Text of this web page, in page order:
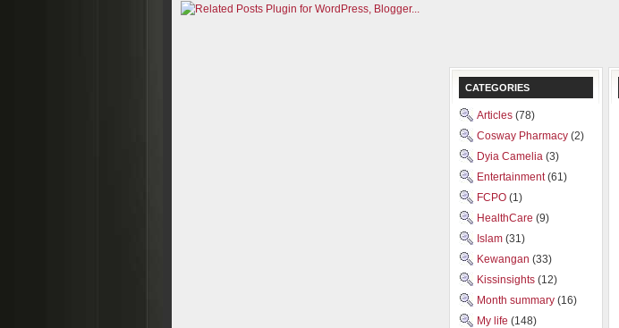
CATEGORIES
Articles (78)
Cosway Pharmacy (2)
Dyia Camelia (3)
Entertainment(61)
FCPO (1)
HealthCare (9)
Islam (31)
Kewangan (33)
Kissinsights (12)
Month summary (16)
My life (148)